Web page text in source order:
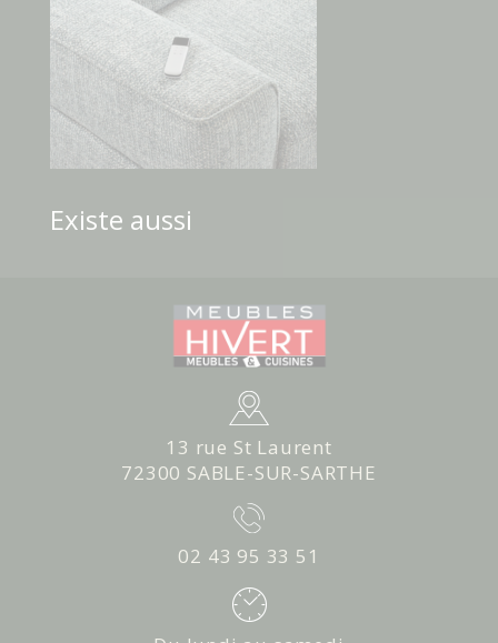
Existe aussi
13 rue St Laurent
72300 SABLE-SUR-SARTHE
02 43 95 33 51